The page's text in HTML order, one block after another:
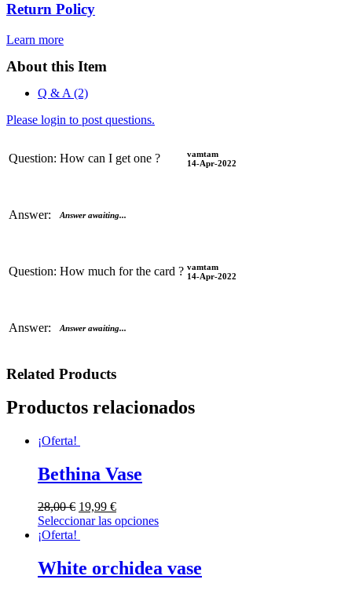
Return Policy
Learn more
About this Item
Q & A (2)
Please login to post questions.
Question: How can I get one ?
vamtam
14-Apr-2022
Answer: Answer awaiting...
Question: How much for the card ? vamtam
14-Apr-2022
Answer: Answer awaiting...
Related Products
Productos relacionados
¡Oferta!
Bethina Vase
28,00€ 19,99 €
Seleccionar las opciones
¡Oferta!
White orchidea vase